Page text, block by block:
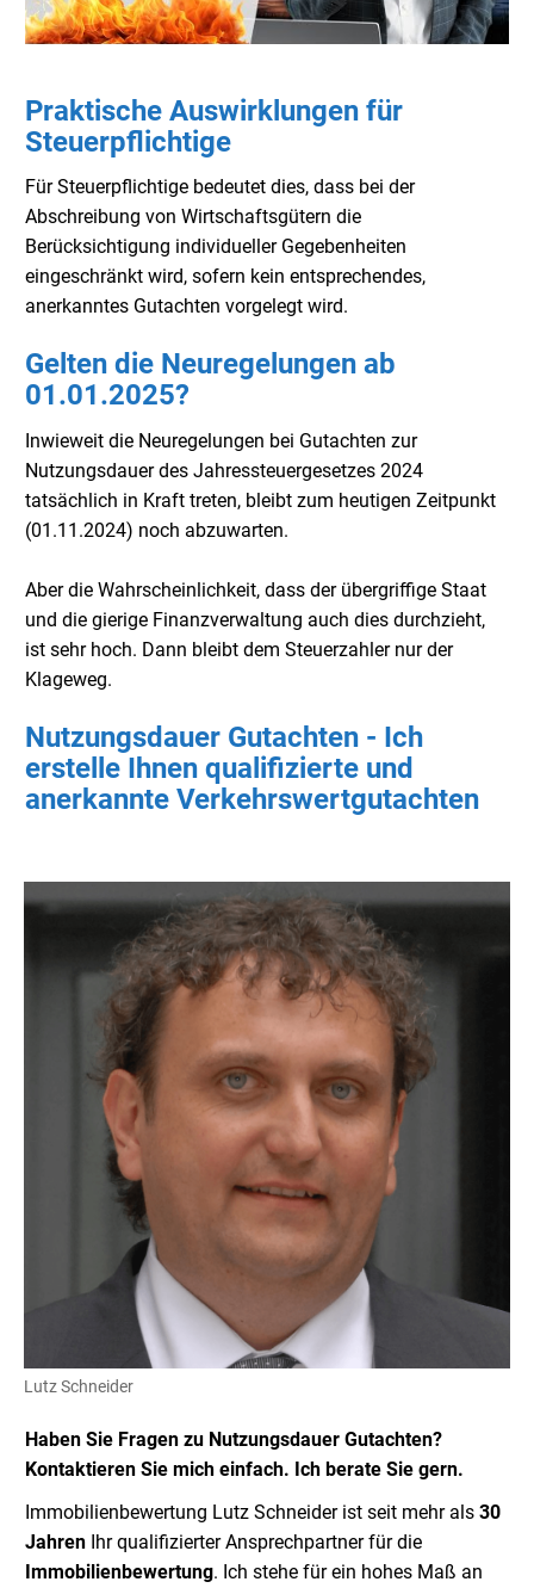
Praktische Auswirklungen für
Steuerpflichtige
Für Steuerpflichtige bedeutet dies, dass bei der
Abschreibung von Wirtschaftsgütern die
Berücksichtigung individueller Gegebenheiten
eingeschränkt wird, sofern kein entsprechendes,
anerkanntes Gutachten vorgelegt wird.
Gelten die Neuregelungen ab
01.01.2025?
Inwieweit die Neuregelungen bei Gutachten zur
Nutzungsdauer des Jahressteuergesetzes 2024
tatsächlich in Kraft treten, bleibt zum heutigen Zeitpunkt
(01.11.2024) noch abzuwarten.
Aber die Wahrscheinlichkeit, dass der übergriffige Staat
und die gierige Finanzverwaltung auch dies durchzieht,
ist sehr hoch. Dann bleibt dem Steuerzahler nur der
Klageweg.
Nutzungsdauer Gutachten - Ich
erstelle Ihnen qualifizierte und
anerkannte Verkehrswertgutachten
Lutz Schneider
Haben Sie Fragen zu Nutzungsdauer Gutachten?
Kontaktieren Sie mich einfach. Ich berate Sie gern.
Immobilienbewertung Lutz Schneider ist seit mehr als 30
Jahren Ihr qualifizierter Ansprechpartner für die
Immobilienbewertung. Ich stehe für ein hohes Maß an